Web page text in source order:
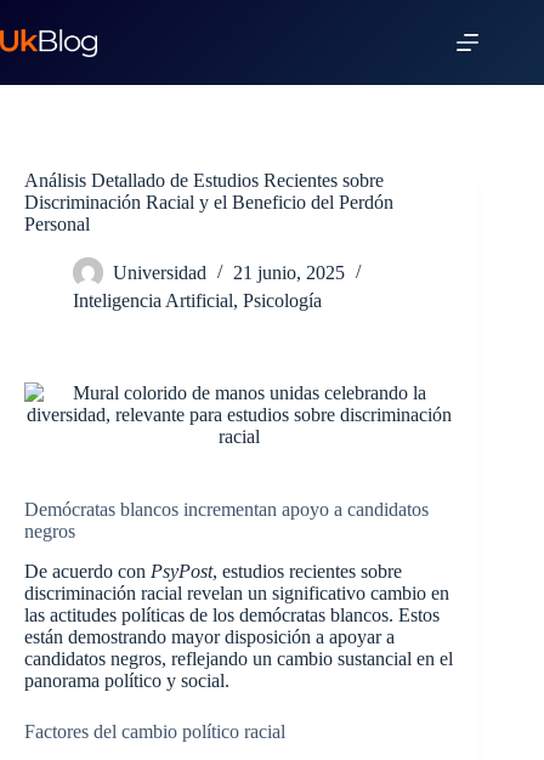
Análisis Detallado de Estudios Recientes sobre
Discriminación Racial y el Beneficio del Perdón
Personal
Universidad
21 junio, 2025
Inteligencia Artificial, Psicología
Demócratas blancos incrementan apoyo a candidatos
negros
De acuerdo con PsyPost, estudios recientes sobre
discriminación racial revelan un significativo cambio en
las actitudes políticas de los demócratas blancos. Estos
están demostrando mayor disposición a apoyar a
candidatos negros, reflejando un cambio sustancial en el
panorama político y social.
Factores del cambio político racial